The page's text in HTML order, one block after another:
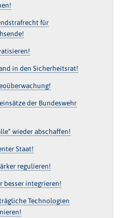
für
in den Sicherheitsrat!
der Bundeswehr
wieder abschaffen!
Staat!
regulieren!
besser integrieren!
Technologien